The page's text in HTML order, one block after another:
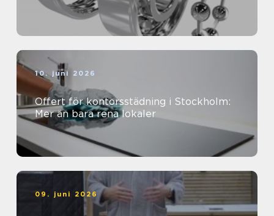
10. juni 2026
Offert för kontorsstädning i Stockholm:
Mer än bara rena lokaler
09. juni 2026